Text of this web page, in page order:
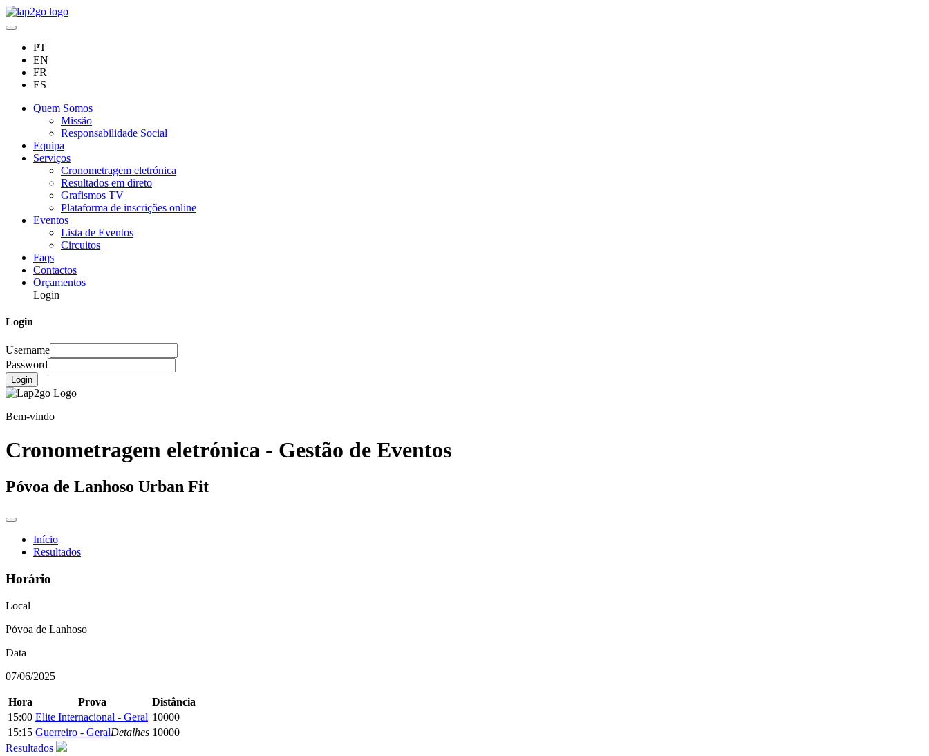
PT
EN
FR
ES
Quem Somos
Missão
Responsabilidade Social
Equipa
Serviços
Cronometragem eletrónica
Resultados em direto
Grafismos TV
Plataforma de inscrições online
Eventos
Lista de Eventos
Circuitos
Faqs
Contactos
Orçamentos
Login
Login
Username
Password
Login
Bem-vindo
Cronometragem eletrónica - Gestão de Eventos
Póvoa de Lanhoso Urban Fit
Início
Resultados
Horário
Local
Póvoa de Lanhoso
Data
07/06/2025
Hora Prova
Distância
15:00 Elite Internacional - Geral 10000
15:15 Guerreiro - GeralDetalhes 10000
Resultados